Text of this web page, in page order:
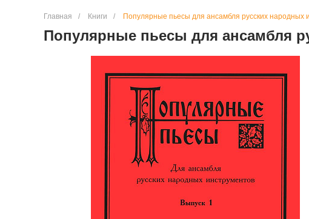
Главная / Книги / Популярные пьесы для ансамбля русских народных
Популярные пьесы для ансамбля